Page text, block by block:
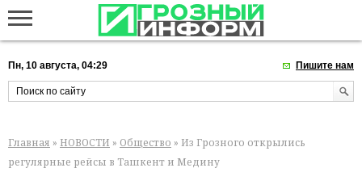
Пн, 10 августа, 04:29 Пишите нам
Главная » НОВОСТИ » Общество » Из Грозного открылись
регулярные рейсы в Ташкент и Медину